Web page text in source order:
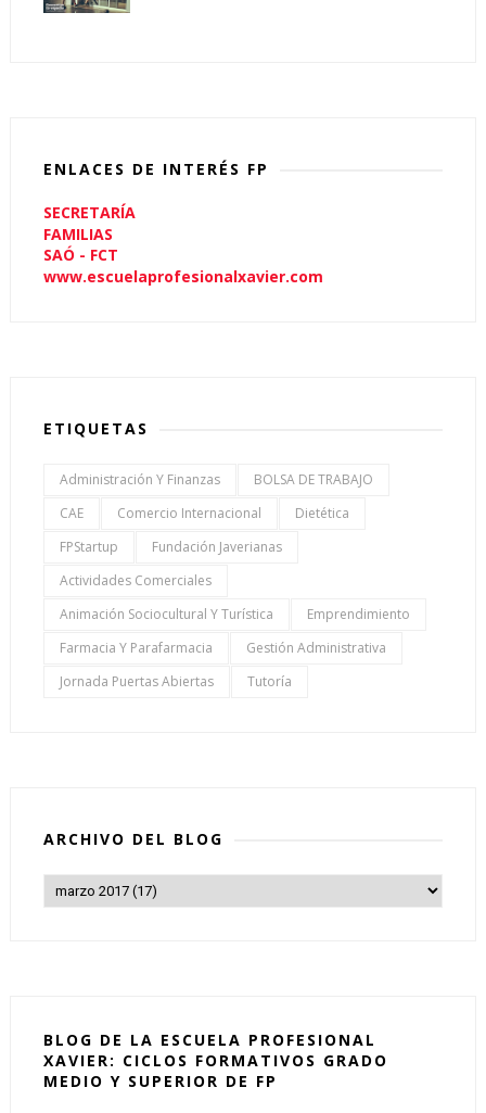
ENLACES DE INTERÉS FP
SECRETARÍA
FAMILIAS
SAÓ - FCT
www.escuelaprofesionalxavier.com
ETIQUETAS
Administración Y Finanzas
BOLSA DE TRABAJO
CAE
Comercio Internacional
Dietética
FPStartup
Fundación Javerianas
Actividades Comerciales
Animación Sociocultural Y Turística
Emprendimiento
Farmacia Y Parafarmacia
Gestión Administrativa
Jornada Puertas Abiertas
Tutoría
ARCHIVO DEL BLOG
BLOG DE LA ESCUELA PROFESIONAL
XAVIER: CICLOS FORMATIVOS GRADO
MEDIO Y SUPERIOR DE FP